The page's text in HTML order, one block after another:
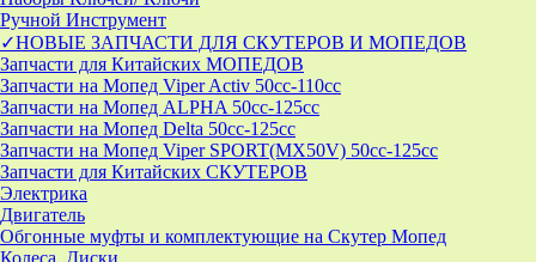
Ручной Инструмент
✓НОВЫЕ ЗАПЧАСТИ ДЛЯ СКУТЕРОВ И МОПЕДОВ
Запчасти для Китайских МОПЕДОВ
Запчасти на Мопед Viper Activ 50cc-110cc
Запчасти на Мопед ALPHA 50cc-125cc
Запчасти на Мопед Delta 50cc-125cc
Запчасти на Мопед Viper SPORT(MX50V) 50cc-125cc
Запчасти для Китайских СКУТЕРОВ
Электрика
Двигатель
Обгонные муфты и комплектующие на Скутер Мопед